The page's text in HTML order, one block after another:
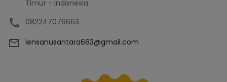
Timur - Indonesia
082247076663
lensanusantara663@gmail.com